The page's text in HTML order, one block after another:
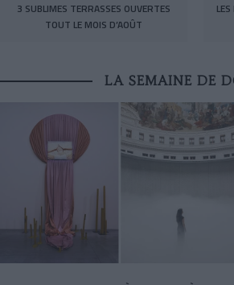
3 SUBLIMES TERRASSES OUVERTES
TOUT LE MOIS D’AOÛT
LA SEMAINE DE